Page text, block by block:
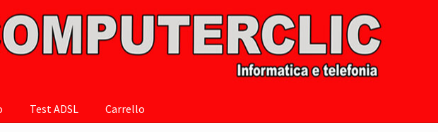
Test ADSL Carrello